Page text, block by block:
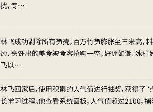
扰，专…
林飞成功剥除所有笋壳，百万竹笋膨胀至三米高，
炒，烹饪出的美食被食客抢购一空，好评如潮。冰
飞以…
林飞回家后，使用积累的人气值进行抽奖，获得了
长学习过程。他查看系统面板，人气值超过2100，